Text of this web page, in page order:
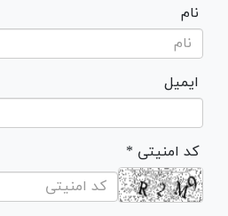
نام
ایمیل
* کد امنیتی